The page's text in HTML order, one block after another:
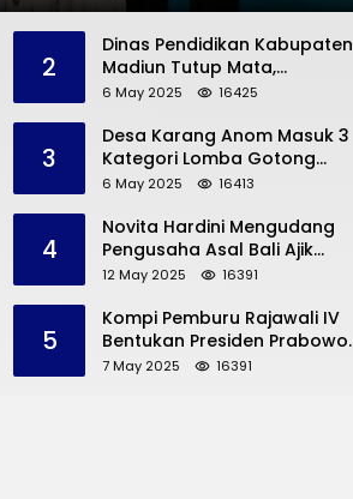
2
Dinas Pendidikan Kabupaten
Madiun Tutup Mata,
Bangunan SD Roboh Kades
Dana Pribadi
6 May 2025 16425
3
Desa Karang Anom Masuk 3
Kategori Lomba Gotong
Royong Provinsi Jatim, Ini
Trenggalek
6 May 2025 16413
4
Novita Hardini Mengudang
Pengusaha Asal Bali Ajik
Krisna, Berbagi Ilmu
dan UMKM Trenggalek
12 May 2025 16391
5
Kompi Pemburu Rajawali IV
Bentukan Presiden Prabowo
Reuni
7 May 2025 16391